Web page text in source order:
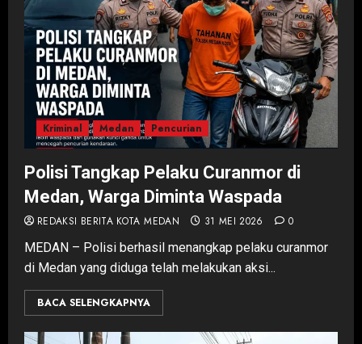
Kriminal Medan Pencurian
Polisi Tangkap Pelaku Curanmor di
Medan, Warga Diminta Waspada
REDAKSI BERITA KOTA MEDAN 31 MEI 2026 0
MEDAN – Polisi berhasil menangkap pelaku curanmor
di Medan yang diduga telah melakukan aksi...
BACA SELENGKAPNYA